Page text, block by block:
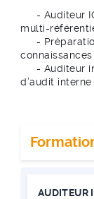
- Auditeur
multi-
-
- Auditeur
d’audit
AUDITEUR